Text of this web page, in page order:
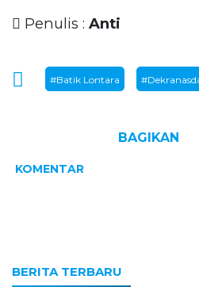
Penulis : Anti
#Batik Lontara
BAGIKAN
KOMENTAR
BERITA TERBARU